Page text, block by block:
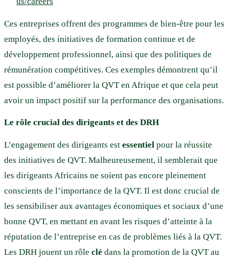
Ces entreprises offrent des programmes de bien-être pour les
employés, des initiatives de formation continue et de
développement professionnel, ainsi que des politiques de
rémunération compétitives. Ces exemples démontrent qu’il
est possible d’améliorer la QVT en Afrique et que cela peut
avoir un impact positif sur la performance des organisations.
Le rôle crucial des dirigeants et des DRH
L’engagement des dirigeants est essentiel pour la réussite
des initiatives de QVT. Malheureusement, il semblerait que
les dirigeants Africains ne soient pas encore pleinement
conscients de l’importance de la QVT. Il est donc crucial de
les sensibiliser aux avantages économiques et sociaux d’une
bonne QVT, en mettant en avant les risques d’atteinte à la
réputation de l’entreprise en cas de problèmes liés à la QVT.
Les DRH jouent un rôle clé dans la promotion de la QVT au